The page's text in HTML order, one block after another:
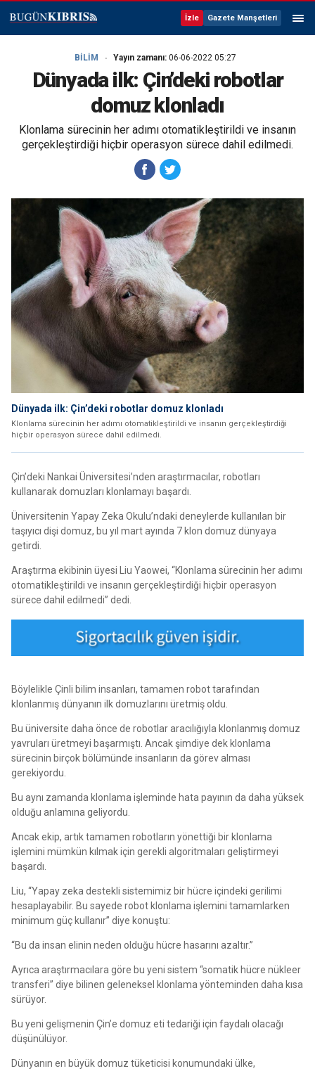
İzle Gazete Manşetleri
BİLİM Yayın zamanı: 06-06-2022 05:27
Dünyada ilk: Çin’deki robotlar
domuz klonladı
Klonlama sürecinin her adımı otomatikleştirildi ve insanın
gerçekleştirdiği hiçbir operasyon sürece dahil edilmedi.
Dünyada ilk: Çin’deki robotlar domuz klonladı
Klonlama sürecinin her adımı otomatikleştirildi ve insanın gerçekleştirdiği
hiçbir operasyon sürece dahil edilmedi.
Çin’deki Nankai Üniversitesi’nden araştırmacılar, robotları
kullanarak domuzları klonlamayı başardı.
Üniversitenin Yapay Zeka Okulu’ndaki deneylerde kullanılan bir
taşıyıcı dişi domuz, bu yıl mart ayında 7 klon domuz dünyaya
getirdi.
Araştırma ekibinin üyesi Liu Yaowei, “Klonlama sürecinin her adımı
otomatikleştirildi ve insanın gerçekleştirdiği hiçbir operasyon
sürece dahil edilmedi” dedi.
Böylelikle Çinli bilim insanları, tamamen robot tarafından
klonlanmış dünyanın ilk domuzlarını üretmiş oldu.
Bu üniversite daha önce de robotlar aracılığıyla klonlanmış domuz
yavruları üretmeyi başarmıştı. Ancak şimdiye dek klonlama
sürecinin birçok bölümünde insanların da görev alması
gerekiyordu.
Bu aynı zamanda klonlama işleminde hata payının da daha yüksek
olduğu anlamına geliyordu.
Ancak ekip, artık tamamen robotların yönettiği bir klonlama
işlemini mümkün kılmak için gerekli algoritmaları geliştirmeyi
başardı.
Liu, “Yapay zeka destekli sistemimiz bir hücre içindeki gerilimi
hesaplayabilir. Bu sayede robot klonlama işlemini tamamlarken
minimum güç kullanır” diye konuştu:
“Bu da insan elinin neden olduğu hücre hasarını azaltır.”
Ayrıca araştırmacılara göre bu yeni sistem “somatik hücre nükleer
transferi” diye bilinen geleneksel klonlama yönteminden daha kısa
sürüyor.
Bu yeni gelişmenin Çin’e domuz eti tedariği için faydalı olacağı
düşünülüyor.
Dünyanın en büyük domuz tüketicisi konumundaki ülke,